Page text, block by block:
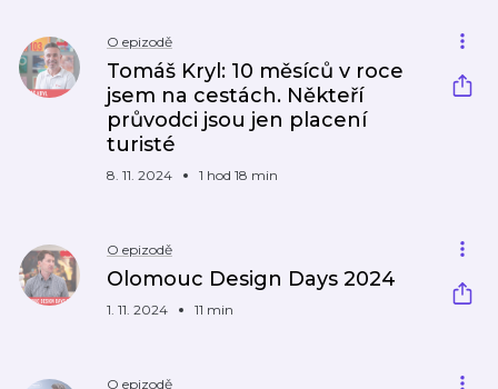
O epizodě
Tomáš Kryl: 10 měsíců v roce
jsem na cestách. Někteří
průvodci jsou jen placení
turisté
8. 11. 2024 1 hod 18 min
O epizodě
Olomouc Design Days 2024
1. 11. 2024 11 min
O epizodě